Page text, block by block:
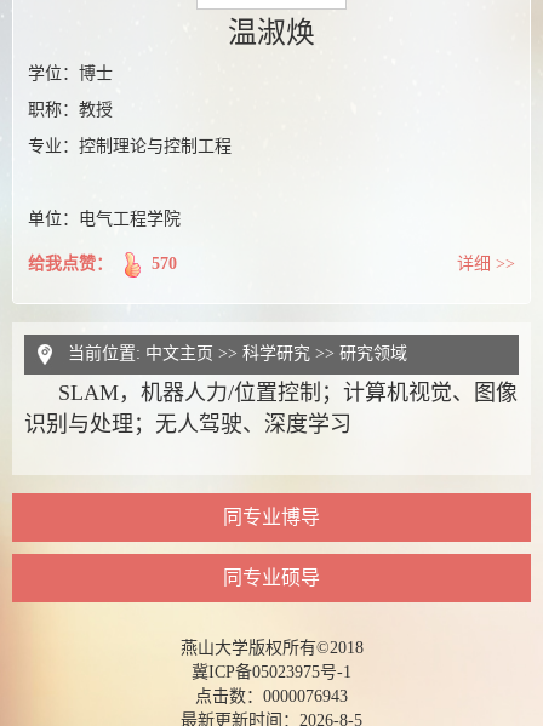
温淑焕
学位：博士
职称：教授
专业：控制理论与控制工程
单位：电气工程学院
给我点赞： 570 详细 >>
当前位置: 中文主页 >> 科学研究 >> 研究领域
SLAM，机器人力/位置控制；计算机视觉、图像
识别与处理； 无人驾驶、深度学习
同专业博导
同专业硕导
燕山大学版权所有©2018
冀ICP备05023975号-1
点击数： 0000076943
最新更新时间： 2026-8-5